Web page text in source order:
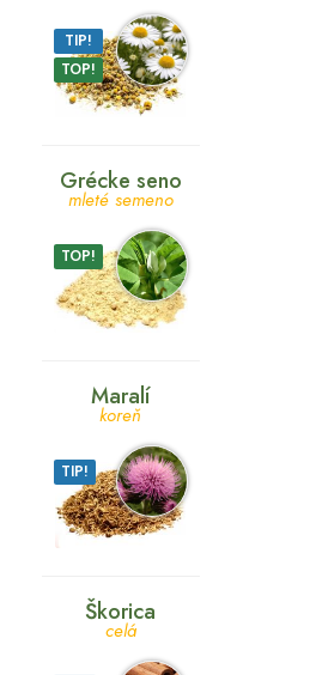
TIP!
TOP!
Grécke seno
mleté semeno
TOP!
Maralí
koreň
TIP!
Škorica
celá